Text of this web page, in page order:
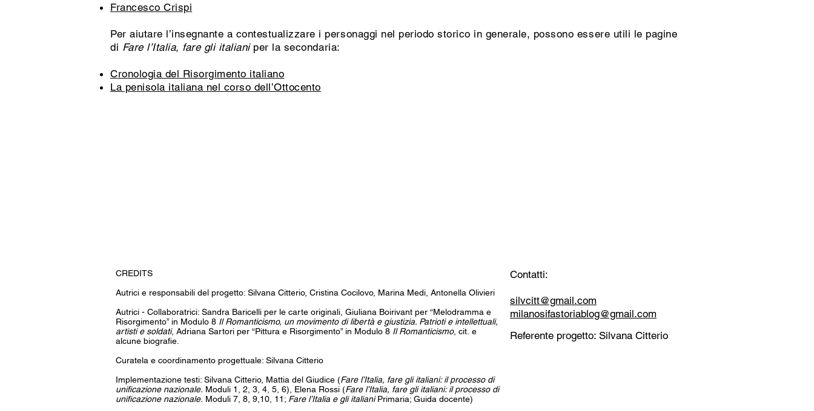
Francesco Crispi
Per aiutare l’insegnante a contestualizzare i personaggi nel periodo storico in generale, possono essere utili le pagine
di Fare l’Italia, fare gli italianiper la secondaria:
Cronologia del Risorgimento italiano
La penisola italiana nel corso dell’Ottocento
CREDITS
Autrici e responsabili del progetto: Silvana Citterio, Cristina Cocilovo, Marina Medi, Antonella Olivieri
Autrici - Collaboratrici: Sandra Baricelli per le carte originali, Giuliana Boirivant per “Melodramma e
Risorgimento” in Modulo 8 Il Romanticismo, un movimento di libertà e giustizia. Patrioti e intellettuali,
artisti e soldati, Adriana Sartori per “Pittura e Risorgimento” in Modulo 8 Il Romanticismo, cit. e
alcune biografie.
Curatela e coordinamento progettuale: Silvana Citterio
Implementazione testi: Silvana Citterio, Mattia del Giudice (Fare l’Italia, fare gli italiani: il processo di
unificazione nazionale. Moduli 1, 2, 3, 4, 5, 6), Elena Rossi (Fare l’Italia, fare gli italiani: il processo di
unificazione nazionale. Moduli 7, 8, 9,10, 11; Fare l’Italia e gli italianiPrimaria; Guida docente)
Contatti:
silvcitt@gmail.com
milanosifastoriablog@gmail.com
Referente progetto: Silvana Citterio